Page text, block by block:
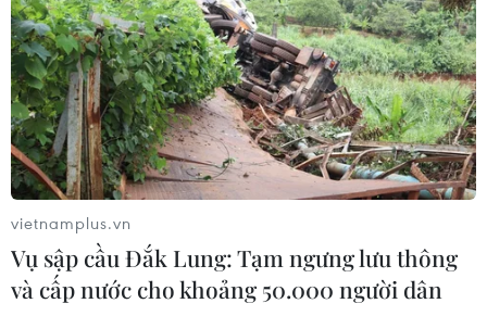
vietnamplus.vn
Vụ sập cầu Đắk Lung: Tạm ngưng lưu thông
và cấp nước cho khoảng 50.000 người dân